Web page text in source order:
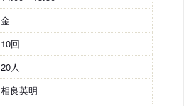
金
10回
20人
相良英明